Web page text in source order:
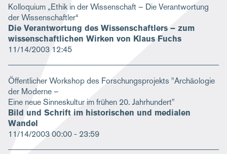
Kolloquium „Ethik in der Wissenschaft – Die Verantwortung
der Wissenschaftler“
Die Verantwortung des Wissenschaftlers – zum
wissenschaftlichen Wirken von Klaus Fuchs
11/14/2003 12:45
Öffentlicher Workshop des Forschungsprojekts "Archäologie
der Moderne –
Eine neue Sinneskultur im frühen 20. Jahrhundert"
Bild und Schrift im historischen und medialen
Wandel
11/14/200300:00 - 23:59